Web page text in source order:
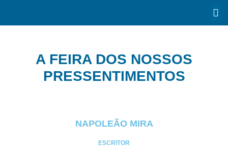
A FEIRA DOS NOSSOS
PRESSENTIMENTOS
NAPOLEÃO MIRA
ESCRITOR